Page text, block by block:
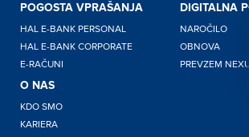
POGOSTA VPRAŠANJA
HAL E-BANK PERSONAL
HAL E-BANK CORPORATE
E-RAČUNI
DIGITALNA
NAROČILO
OBNOVA
PREVZEM
O NAS
KDO SMO
KARIERA